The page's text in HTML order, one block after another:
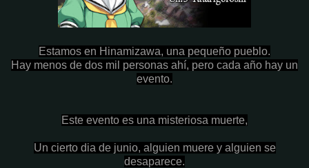
Estamos en Hinamizawa, una pequeño pueblo.
Hay menos de dos mil personas ahí, pero cada año hay un
evento.
Este evento es una misteriosa muerte,
Un cierto dia de junio, alguien muere y alguien se
desaparece.